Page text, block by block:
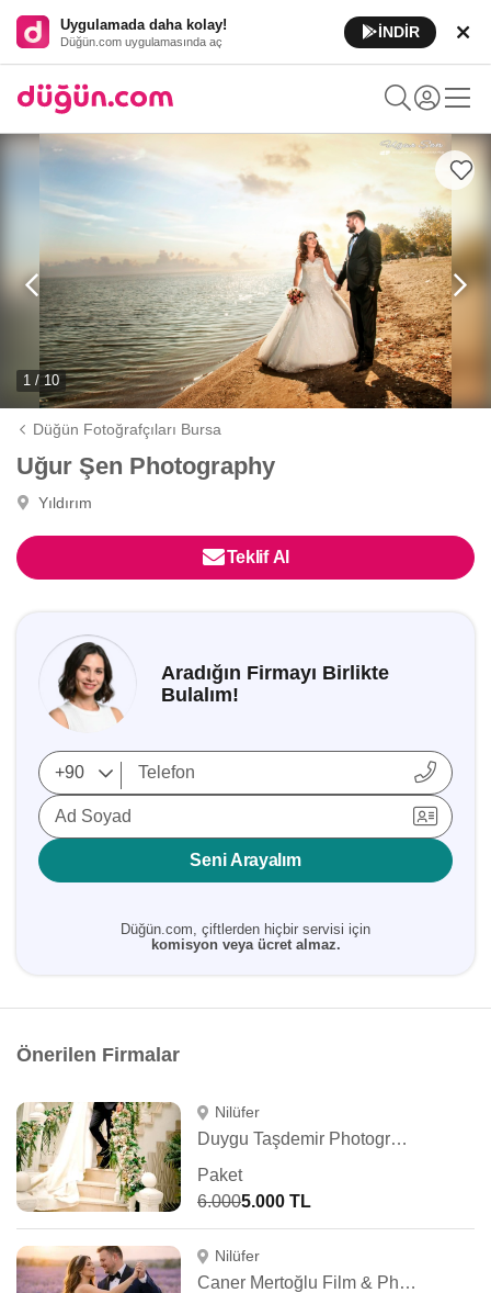
Uygulamada daha kolay!
Düğün.com uygulamasında aç
İNDİR
1 / 10
Düğün Fotoğrafçıları Bursa
Uğur Şen Photography
Yıldırım
Teklif Al
Aradığın Firmayı Birlikte
Bulalım!
Ad Soyad
Seni Arayalım
Düğün.com, çiftlerden hiçbir servisi için
komisyon veya ücret almaz.
Önerilen Firmalar
Nilüfer
Duygu Taşdemir Photography
Paket
6.0005.000 TL
Nilüfer
Caner Mertoğlu Film & Photography